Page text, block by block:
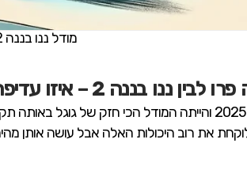
מודל ננו בננה 2 הרבה יותר מהיר!
ננו בננה 2 – איזו עדיפה